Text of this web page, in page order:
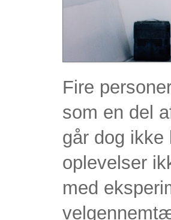
Fire
som en del
går dog
oplevelser
med